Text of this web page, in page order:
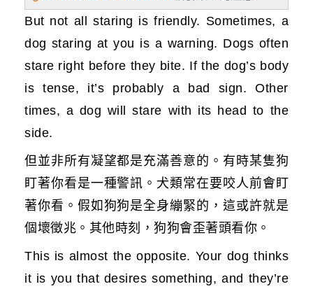
But not all staring is friendly. Sometimes, a
dog staring at you is a warning. Dogs often
stare right before they bite. If the dog’s body
is tense, it’s probably a bad sign. Other
times, a dog will stare with its head to the
side.
但並非所有凝望都是充滿善意的。有時某隻狗
盯著你看是一種警訊。犬類常在要咬人前會盯
著你看。假如狗狗是全身繃緊的，這或許就是
個壞徵兆。其他時刻，狗狗會歪著頭看你。
This is almost the opposite. Your dog thinks
it is you that desires something, and they’re